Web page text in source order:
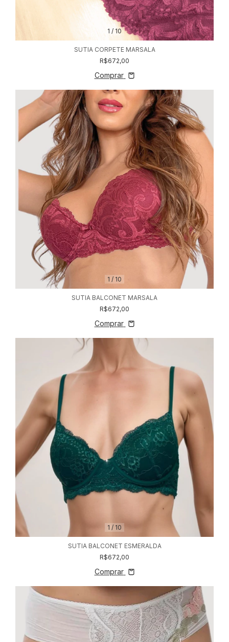
1 / 10
SUTIA CORPETE MARSALA
R$672,00
Comprar
1 / 10
SUTIA BALCONET MARSALA
R$672,00
Comprar
1 / 10
SUTIA BALCONET ESMERALDA
R$672,00
Comprar